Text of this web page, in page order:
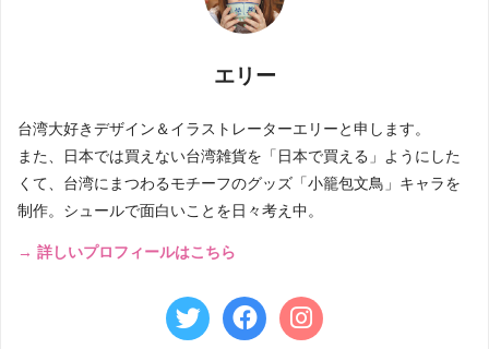
エリー
台湾大好きデザイン＆イラストレーターエリーと申します。
また、日本では買えない台湾雑貨を「日本で買える」ようにした
くて、台湾にまつわるモチーフのグッズ「小籠包文鳥」キャラを
制作。シュールで面白いことを日々考え中。
→ 詳しいプロフィールはこちら